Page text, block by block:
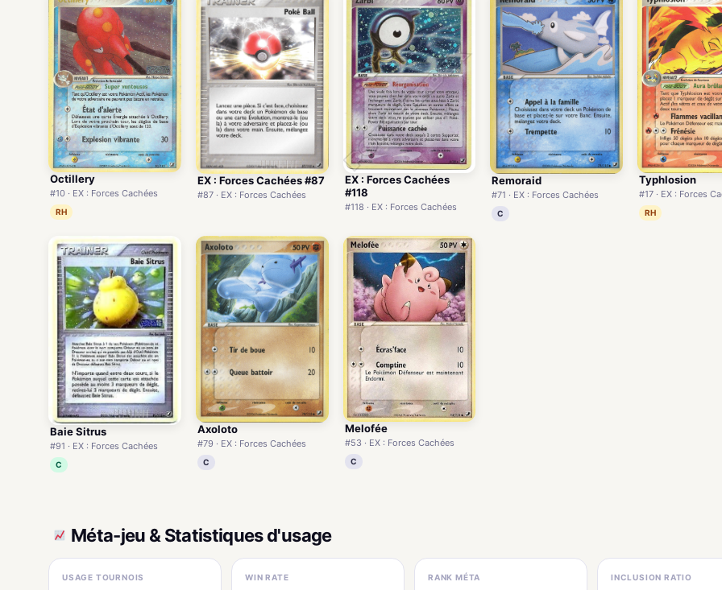
Octillery
#10 · EX : Forces Cachées
RH
EX : Forces Cachées #87
#87 · EX : Forces Cachées
EX : Forces Cachées
#118
#118 · EX : Forces Cachées
Remoraid
#71 · EX : Forces Cachées
C
Typhlosion
#17 · EX : Forces
RH
Baie Sitrus
#91 · EX : Forces Cachées
C
Axoloto
#79 · EX : Forces Cachées
C
Melofée
#53 · EX : Forces Cachées
C
Méta-jeu & Statistiques d'usage
USAGE TOURNOIS WIN RATE RANK MÉTA INCLUSION RATIO